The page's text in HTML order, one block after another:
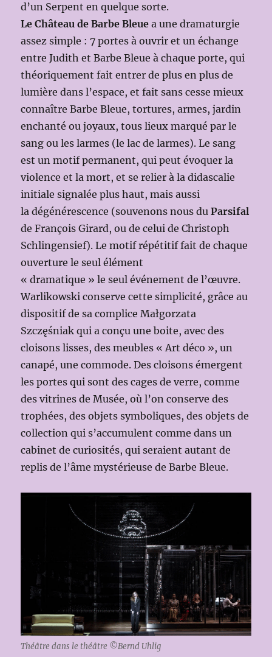
d’un Serpent en quelque sorte.
Le Château de Barbe Bleue a une dramaturgie
assez simple : 7 portes à ouvrir et un échange
entre Judith et Barbe Bleue à chaque porte, qui
théoriquement fait entrer de plus en plus de
lumière dans l’espace, et fait sans cesse mieux
connaître Barbe Bleue, tortures, armes, jardin
enchanté ou joyaux, tous lieux marqué par le
sang ou les larmes (le lac de larmes). Le sang
est un motif permanent, qui peut évoquer la
violence et la mort, et se relier à la didascalie
initiale signalée plus haut, mais aussi
la dégénérescence (souvenons nous duParsifal
de François Girard, ou de celui de Christoph
Schlingensief). Le motif répétitif fait de chaque
ouverture le seul élément
« dramatique » le seul événement de l’œuvre.
Warlikowski conserve cette simplicité, grâce au
dispositif de sa complice Małgorzata
Szczęśniak qui a conçu une boite, avec des
cloisons lisses, des meubles « Art déco », un
canapé, une commode. Des cloisons émergent
les portes qui sont des cages de verre, comme
des vitrines de Musée, où l’on conserve des
trophées, des objets symboliques, des objets de
collection qui s’accumulent comme dans un
cabinet de curiosités, qui seraient autant de
replis de l’âme mystérieuse de Barbe Bleue.
Théâtre dans le théâtre ©Bernd Uhlig